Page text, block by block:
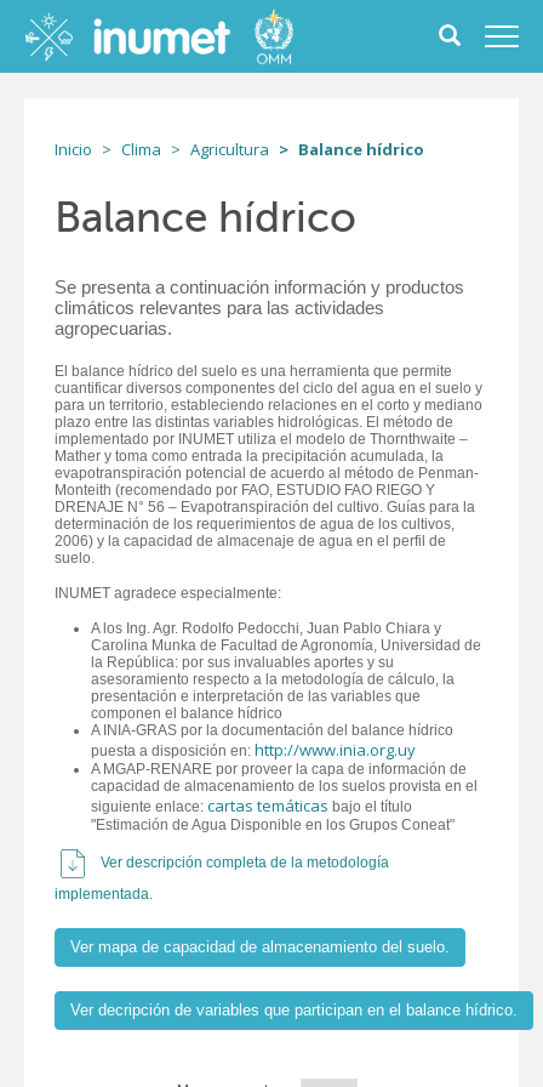
contenido
principal
Toggle
search
form
Inicio Clima Agricultura Balance hídrico
Balance hídrico
Se presenta a continuación información y productos
climáticos relevantes para las actividades
agropecuarias.
El balance hídrico del suelo es una herramienta que permite
cuantificar diversos componentes del ciclo del agua en el suelo y
para un territorio, estableciendo relaciones en el corto y mediano
plazo entre las distintas variables hidrológicas. El método de
implementado por INUMET utiliza el modelo de Thornthwaite –
Mather y toma como entrada la precipitación acumulada, la
evapotranspiración potencial de acuerdo al método de Penman-
Monteith (recomendado por FAO, ESTUDIO FAO RIEGO Y
DRENAJE N° 56 – Evapotranspiración del cultivo. Guías para la
determinación de los requerimientos de agua de los cultivos,
2006) y la capacidad de almacenaje de agua en el perfil de
suelo.
INUMET agradece especialmente:
A los Ing. Agr. Rodolfo Pedocchi, Juan Pablo Chiara y
Carolina Munka de Facultad de Agronomía, Universidad de
la República: por sus invaluables aportes y su
asesoramiento respecto a la metodología de cálculo, la
presentación e interpretación de las variables que
componen el balance hídrico
A INIA-GRAS por la documentación del balance hídrico
puesta a disposición en: http://www.inia.org.uy
A MGAP-RENARE por proveer la capa de información de
capacidad de almacenamiento de los suelos provista en el
siguiente enlace: cartas temáticas bajo el título
"Estimación de Agua Disponible en los Grupos Coneat"
Ver descripción completa de la metodología
implementada.
Ver mapa de capacidad de almacenamiento del suelo.
Ver decripción de variables que participan en el balance hídrico.